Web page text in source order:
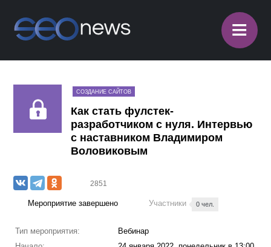
≡
СОЗДАНИЕ САЙТОВ
Как стать фулстек-
разработчиком с нуля. Интервью
с наставником Владимиром
Воловиковым
2851
Мероприятие завершено Участники 0 чел.
Тип мероприятия:
Вебинар